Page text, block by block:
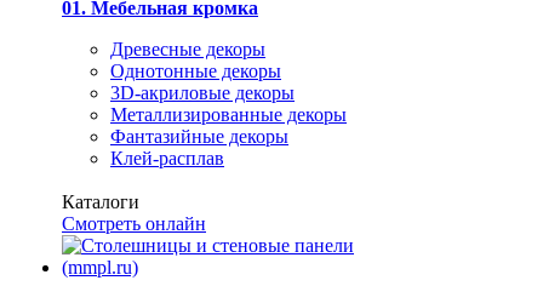
01. Мебельная кромка
Древесные декоры
Однотонные декоры
3D-акриловые декоры
Металлизированные декоры
Фантазийные декоры
Клей-расплав
Каталоги
Смотреть онлайн